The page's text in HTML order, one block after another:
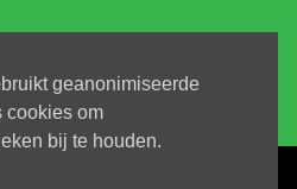
geanonimiseerde
cookies om
bij te houden.